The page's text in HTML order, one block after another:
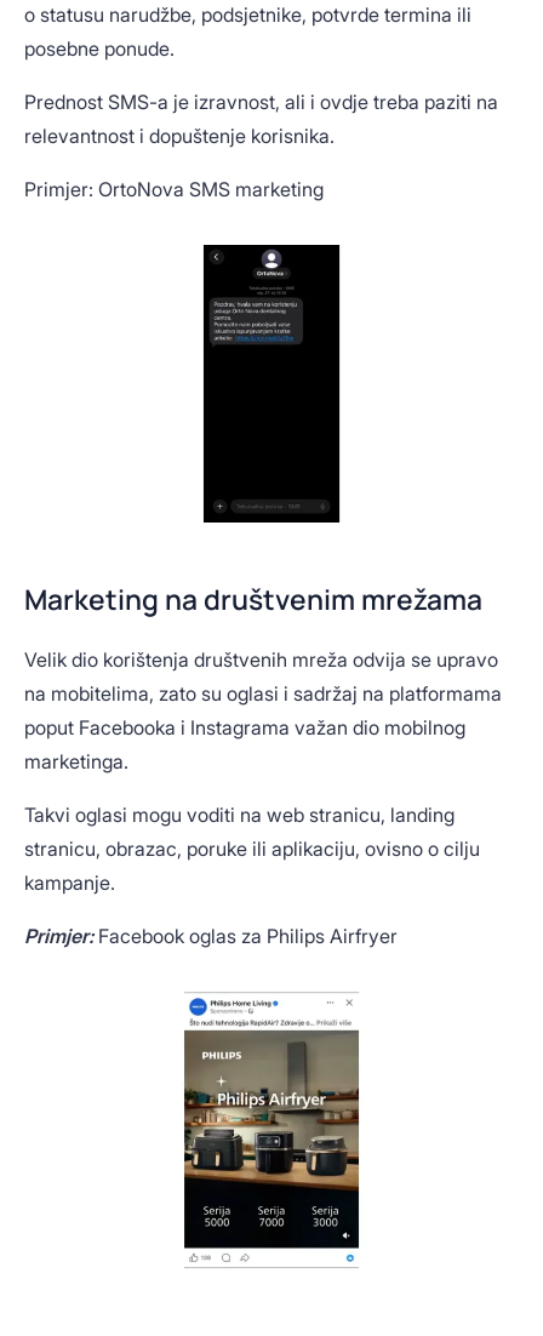
o statusu narudžbe, podsjetnike, potvrde termina ili
posebne ponude.
Prednost SMS-a je izravnost, ali i ovdje treba paziti na
relevantnost i dopuštenje korisnika.
Primjer: OrtoNova SMS marketing
Marketing na društvenim mrežama
Velik dio korištenja društvenih mreža odvija se upravo
na mobitelima, zato su oglasi i sadržaj na platformama
poput Facebooka i Instagrama važan dio mobilnog
marketinga.
Takvi oglasi mogu voditi na web stranicu, landing
stranicu, obrazac, poruke ili aplikaciju, ovisno o cilju
kampanje.
Primjer: Facebook oglas za Philips Airfryer